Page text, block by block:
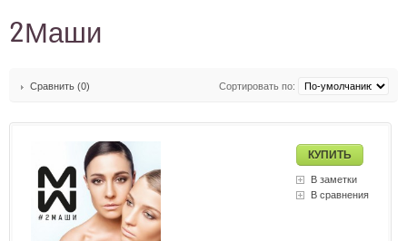
2Маши
Сравнить (0) Сортировать по:
В заметки
В сравнения